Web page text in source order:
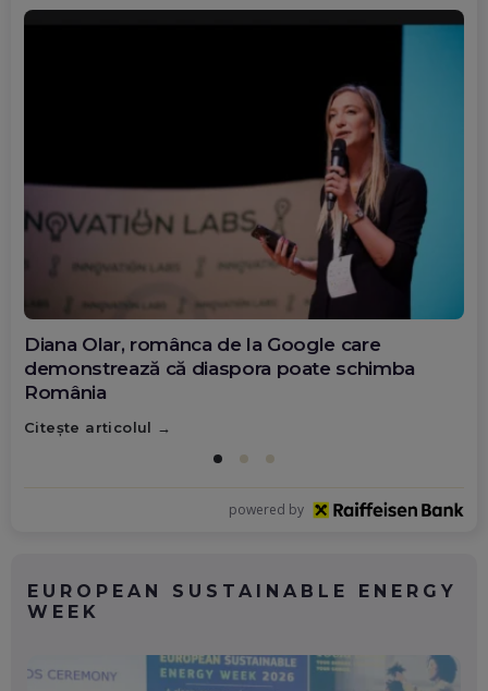
Diana Olar, românca de la Google care
demonstrează că diaspora poate schimba
România
Citește articolul
powered by
EUROPEAN SUSTAINABLE ENERGY
WEEK